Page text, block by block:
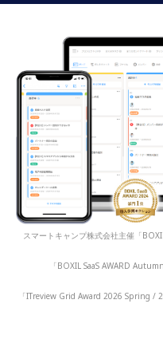
スマートキャンプ株式会社主催「
「BOXIL SaaS AWARD
「ITreview Grid Award 2026 Spring /